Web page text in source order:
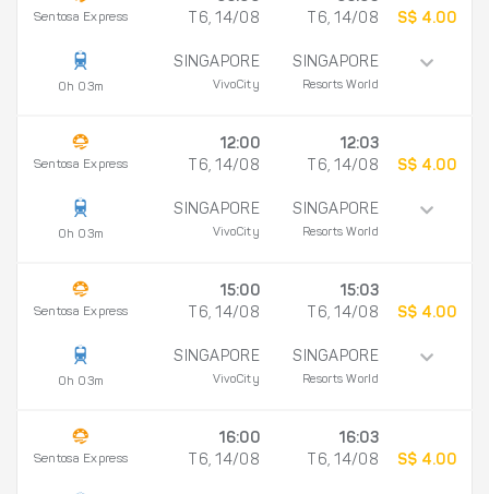
Sentosa Express
0h 03m
T6, 14/08
SINGAPORE
VivoCity
T6, 14/08
SINGAPORE
Resorts World
S$ 4.00
Sentosa Express
0h 03m
12:00
T6, 14/08
SINGAPORE
VivoCity
12:03
T6, 14/08
SINGAPORE
Resorts World
S$ 4.00
Sentosa Express
0h 03m
15:00
T6, 14/08
SINGAPORE
VivoCity
15:03
T6, 14/08
SINGAPORE
Resorts World
S$ 4.00
Sentosa Express
16:00
T6, 14/08
16:03
T6, 14/08
S$ 4.00